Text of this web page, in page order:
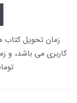
تومانی